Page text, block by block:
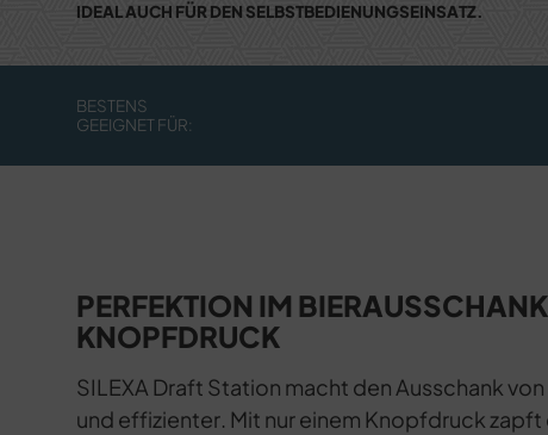
IDEAL AUCH FÜR DEN SELBSTBEDIENUNGSEINSATZ.
BESTENS
GEEIGNET FÜR:
PERFEKTION IM
KNOPFDRUCK
SILEXA Draft Station macht den Ausschank
und effizienter. Mit nur einem Knopfdruck zapft